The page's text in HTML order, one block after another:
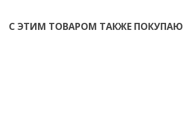
С ЭТИМ ТОВАРОМ ТАКЖЕ